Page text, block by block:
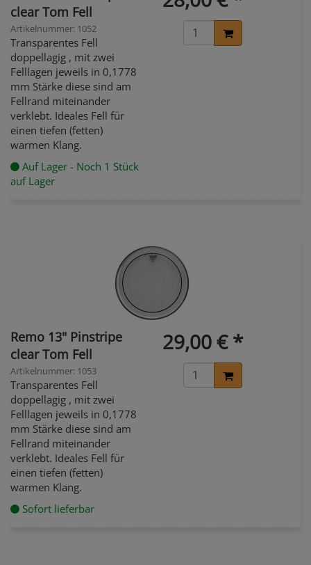
clear Tom Fell
Artikelnummer: 1052
Transparentes Fell
doppellagig , mit zwei
Felllagen jeweils in 0,1778
mm Stärke diese sind am
Fellrand miteinander
verklebt. Ideales Fell für
einen tiefen (fetten)
warmen Klang.
Auf Lager - Noch 1 Stück
auf Lager
Remo 13" Pinstripe
clear Tom Fell
Artikelnummer: 1053
Transparentes Fell
doppellagig , mit zwei
Felllagen jeweils in 0,1778
mm Stärke diese sind am
Fellrand miteinander
verklebt. Ideales Fell für
einen tiefen (fetten)
warmen Klang.
Sofort lieferbar
29,00 € *